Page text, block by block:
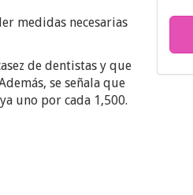
medidas necesarias
de dentistas y que
se señala que
uno por cada 1,500.